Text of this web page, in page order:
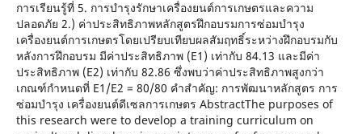
การเรียนรู้ที่ 5. การบำรุงรักษาเครื่องยนต์การเกษตรและความ
ปลอดภัย 2.) ค่าประสิทธิภาพหลักสูตรฝึกอบรมการซ่อมบำรุง
เครื่องยนต์การเกษตรโดยเปรียบเทียบผลสัมฤทธิ์ระหว่างฝึกอบรมกับ
หลังการฝึกอบรม มีค่าประสิทธิภาพ (E1) เท่ากับ 84.13 และมีค่า
ประสิทธิภาพ (E2) เท่ากับ 82.86 ซึ่งพบว่าค่าประสิทธิภาพสูงกว่า
เกณฑ์กำหนดที่ E1/E2 = 80/80 คำสำคัญ: การพัฒนาหลักสูตร การ
ซ่อมบำรุง เครื่องยนต์ดีเซลการเกษตร AbstractThe purposes of
this research were to develop a training curriculum on